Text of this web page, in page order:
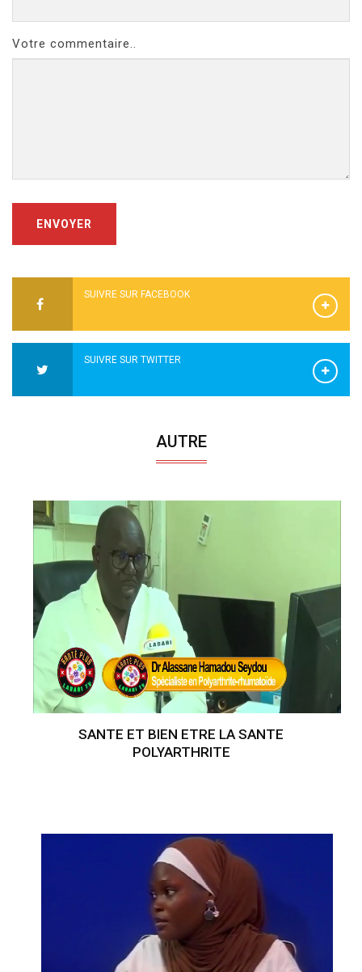
Votre commentaire..
ENVOYER
SUIVRE SUR FACEBOOK
SUIVRE SUR TWITTER
AUTRE
SANTE ET BIEN ETRE LA SANTE
POLYARTHRITE